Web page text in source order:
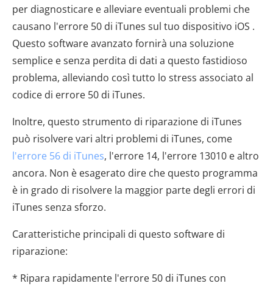
per diagnosticare e alleviare eventuali problemi che
causano l'errore 50 di iTunes sul tuo dispositivo iOS .
Questo software avanzato fornirà una soluzione
semplice e senza perdita di dati a questo fastidioso
problema, alleviando così tutto lo stress associato al
codice di errore 50 di iTunes.
Inoltre, questo strumento di riparazione di iTunes
può risolvere vari altri problemi di iTunes, come
l'errore 56 di iTunes, l'errore 14, l'errore 13010 e altro
ancora. Non è esagerato dire che questo programma
è in grado di risolvere la maggior parte degli errori di
iTunes senza sforzo.
Caratteristiche principali di questo software di
riparazione:
* Ripara rapidamente l'errore 50 di iTunes con